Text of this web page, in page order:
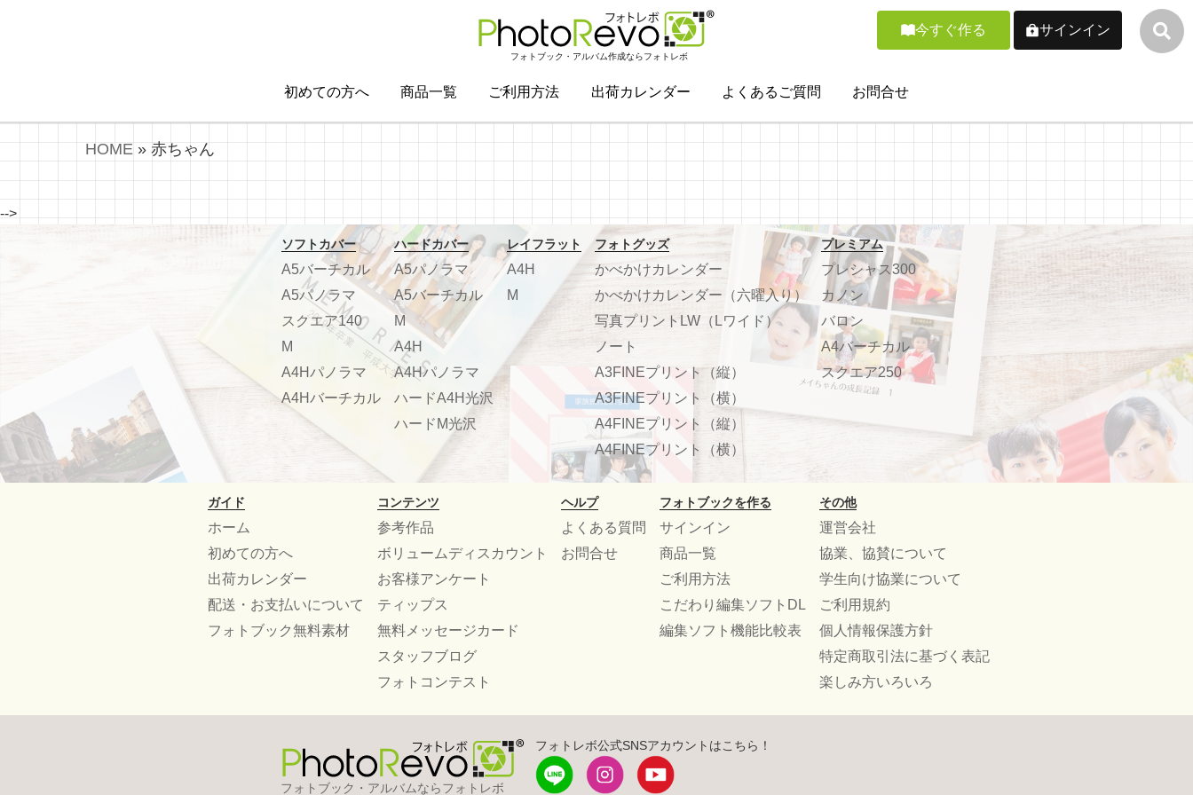
フォトブック・アルバム作成ならフォトレボ
今すぐ作る サインイン
初めての方へ 商品一覧 ご利用方法 出荷カレンダー よくあるご質問 お問合せ
HOME » 赤ちゃん
-->
ソフトカバー
A5バーチカル
A5パノラマ
スクエア140
M
A4Hパノラマ
A4Hバーチカル
ハードカバー
A5パノラマ
A5バーチカル
M
A4H
A4Hパノラマ
ハードA4H光沢
ハードM光沢
レイフラット
A4H
M
フォトグッズ
かべかけカレンダー
かべかけカレンダー（六曜入り）
写真プリントLW（Lワイド）
ノート
A3FINEプリント（縦）
A3FINEプリント（横）
A4FINEプリント（縦）
A4FINEプリント（横）
プレミアム
プレシャス300
カノン
バロン
A4バーチカル
スクエア250
ガイド
ホーム
初めての方へ
出荷カレンダー
配送・お支払いについて
フォトブック無料素材
コンテンツ
参考作品
ボリュームディスカウント
お客様アンケート
ティップス
無料メッセージカード
スタッフブログ
フォトコンテスト
ヘルプ
よくある質問
お問合せ
フォトブックを作る
サインイン
商品一覧
ご利用方法
こだわり編集ソフトDL
編集ソフト機能比較表
その他
運営会社
協業、協賛について
学生向け協業について
ご利用規約
個人情報保護方針
特定商取引法に基づく表記
楽しみ方いろいろ
フォトブック・アルバムならフォトレボ
フォトレボ公式SNSアカウントはこちら！